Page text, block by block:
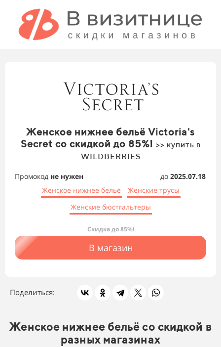
Женское нижнее бельё Victoria's
Secret со скидкой до 85%! >> купить в
WILDBERRIES
Промокод не нужен до 2025.07.18
Женское нижнее бельё
Женские трусы
Женские бюстгальтеры
Скидка до 85%!
В магазин
Поделиться:
Женское нижнее бельё со скидкой в
разных магазинах